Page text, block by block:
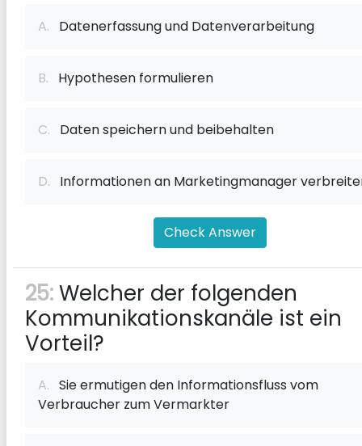
A. Datenerfassung und Datenverarbeitung
B. Hypothesen formulieren
C. Daten speichern und beibehalten
D. Informationen an Marketingmanager
Check Answer
25:Welcher der folgenden
Kommunikationskanäle ist ein
Vorteil?
A. Sie ermutigen den Informationsfluss vom
Verbraucher zum Vermarkter